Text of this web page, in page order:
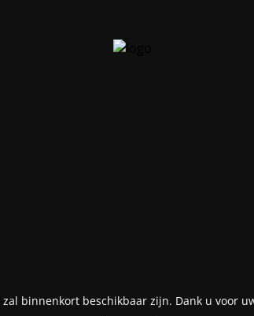
zal binnenkort beschikbaar zijn. Dank u voor